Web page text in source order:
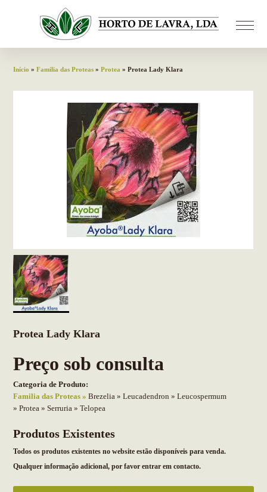
Início »Familia das Proteas »Protea » Protea Lady Klara
Protea Lady Klara
Preço sob consulta
Categoria de Produto:
Familia das Proteas
Brezelia Leucadendron
Leucospermum
Protea
Serruria Telopea
Produtos Existentes
Todos os produtos existentes no website estão disponíveis para venda.
Qualquer informação adicional, por favor entrar em contacto.